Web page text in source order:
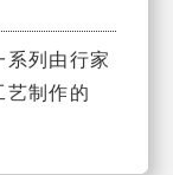
系列由行家
艺制作的